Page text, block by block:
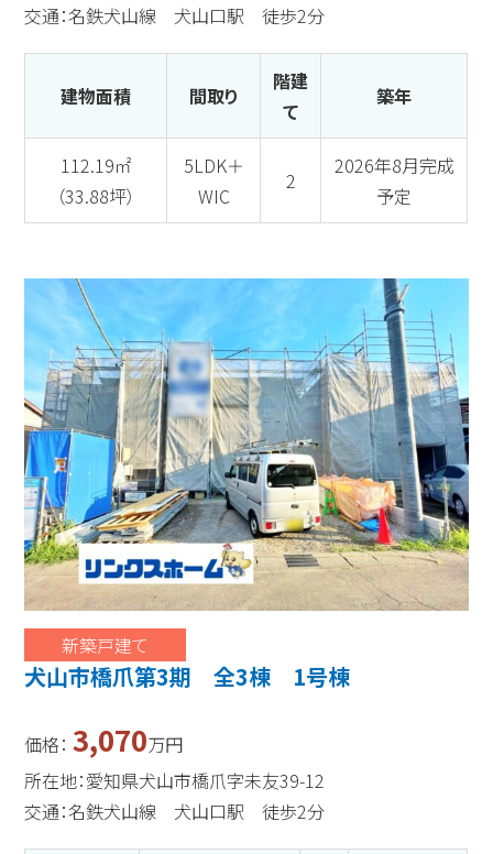
交通：名鉄犬山線 犬山口駅 徒歩2分
建物面積 間取り
階建
て
築年
112.19㎡
（33.88坪）
5LDK＋
WIC
2
2026年8月完成
予定
新築戸建て
犬山市橋爪第3期 全3棟 1号棟
価格：3,070万円
所在地：愛知県犬山市橋爪字未友39-12
交通：名鉄犬山線 犬山口駅 徒歩2分